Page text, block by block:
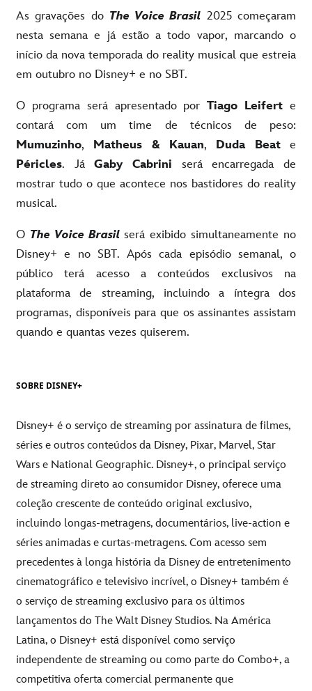
As gravações do The Voice Brasil 2025 começaram
nesta semana e já estão a todo vapor, marcando o
início da nova temporada do reality musical que estreia
em outubro no Disney+ e no SBT.
O programa será apresentado porTiago Leifert e
contará com um time de técnicos de peso:
Mumuzinho, Matheus & Kauan, Duda Beate
Péricles. JáGaby Cabrini será encarregada de
mostrar tudo o que acontece nos bastidores do reality
musical.
O The Voice Brasilserá exibido simultaneamente no
Disney+ e no SBT. Após cada episódio semanal, o
público terá acesso a conteúdos exclusivos na
plataforma de streaming, incluindo a íntegra dos
programas, disponíveis para que os assinantes assistam
quando e quantas vezes quiserem.
SOBRE DISNEY+
Disney+ é o serviço de streaming por assinatura de filmes,
séries e outros conteúdos da Disney, Pixar, Marvel, Star
Wars e National Geographic. Disney+, o principal serviço
de streaming direto ao consumidor Disney, oferece uma
coleção crescente de conteúdo original exclusivo,
incluindo longas-metragens, documentários, live-action e
séries animadas e curtas-metragens. Com acesso sem
precedentes à longa história da Disney de entretenimento
cinematográfico e televisivo incrível, o Disney+ também é
o serviço de streaming exclusivo para os últimos
lançamentos do The Walt Disney Studios. Na América
Latina, o Disney+ está disponível como serviço
independente de streaming ou como parte do Combo+, a
competitiva oferta comercial permanente que